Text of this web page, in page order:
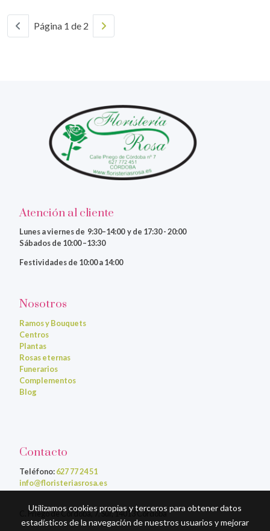
Página 1 de 2
Atención al cliente
Lunes a viernesde 9:30–14:00 y de 17:30 - 20:00
Sábados de 10:00 –13:30
Festividades de 10:00 a 14:00
Nosotros
Ramos y Bouquets
Centros
Plantas
Rosas eternas
Funerarios
Complementos
Blog
Contacto
Teléfono:627 77 24 51
info@floristeriasrosa.es
C. Priego de Córdoba, 7, Sur, 14013 Córdoba
Utilizamos cookies propias y terceros para obtener datos
estadísticos de la navegación de nuestros usuarios y mejorar